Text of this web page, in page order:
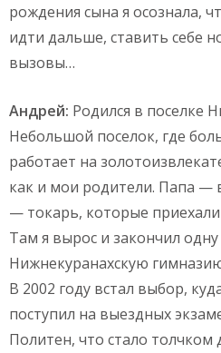
рождения сына я осознала,
идти дальше, ставить себе
вызовы…
Андрей: Родился в поселке
Небольшой поселок, где
работает на
как и мои родители. Папа —
— токарь, которые
Там я вырос и закончил
Нижнекуранахскую
В 2002 году встал выбор,
поступил на выездных
Политен, что стало толчком